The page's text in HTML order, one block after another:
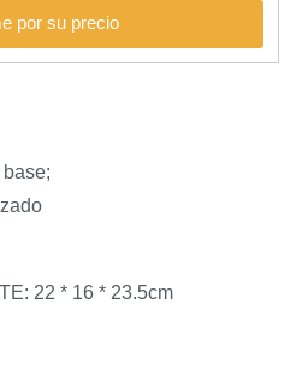
por su precio
22 * 16 * 23.5cm